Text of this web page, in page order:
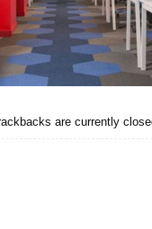
are currently